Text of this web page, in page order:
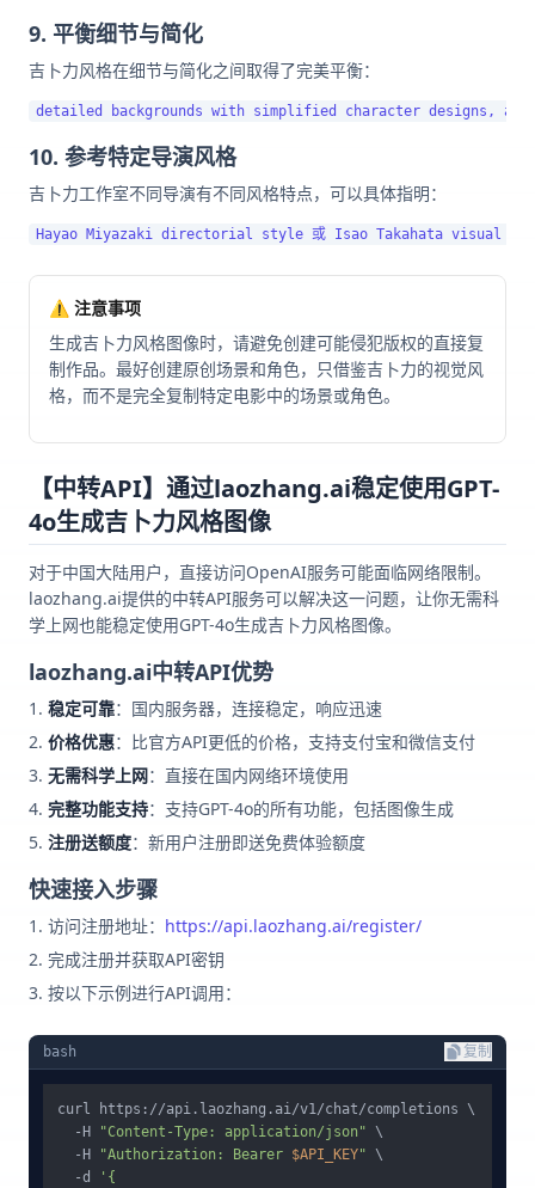
9. 平衡细节与简化
吉卜力风格在细节与简化之间取得了完美平衡：
10. 参考特定导演风格
吉卜力工作室不同导演有不同风格特点，可以具体指明：
⚠️ 注意事项
生成吉卜力风格图像时，请避免创建可能侵犯版权的直接复
制作品。最好创建原创场景和角色，只借鉴吉卜力的视觉风
格，而不是完全复制特定电影中的场景或角色。
【中转API】通过laozhang.ai稳定使用GPT-
4o生成吉卜力风格图像
对于中国大陆用户，直接访问OpenAI服务可能面临网络限制。
laozhang.ai提供的中转API服务可以解决这一问题，让你无需科
学上网也能稳定使用GPT-4o生成吉卜力风格图像。
laozhang.ai中转API优势
稳定可靠：国内服务器，连接稳定，响应迅速
价格优惠：比官方API更低的价格，支持支付宝和微信支付
无需科学上网：直接在国内网络环境使用
完整功能支持：支持GPT-4o的所有功能，包括图像生成
注册送额度：新用户注册即送免费体验额度
快速接入步骤
访问注册地址： https://api.laozhang.ai/register/
完成注册并获取API密钥
按以下示例进行API调用：
bash 复制
curl https://api.laozhang.ai/v1/chat/completions \
  -H
"Content-Type: application/json" \
  -H
"Authorization: Bearer $API_KEY" \
  -d
'{